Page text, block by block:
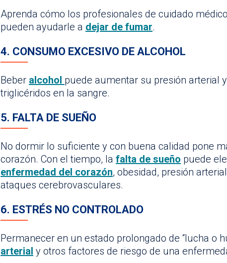
Aprenda cómo los profesionales de cuidado
pueden ayudarle a dejar de fumar.
4. CONSUMO EXCESIVO DE ALCOHOL
Beber alcohol puede aumentar su presión arterial
triglicéridos en la sangre.
5. FALTA DE SUEÑO
No dormir lo suficiente y con buena calidad pone
corazón. Con el tiempo, la falta de sueño puede
enfermedad del corazón, obesidad, presión
ataques cerebrovasculares.
6. ESTRÉS NO CONTROLADO
Permanecer en un estado prolongado de “lucha o
arterial y otros factores de riesgo de una